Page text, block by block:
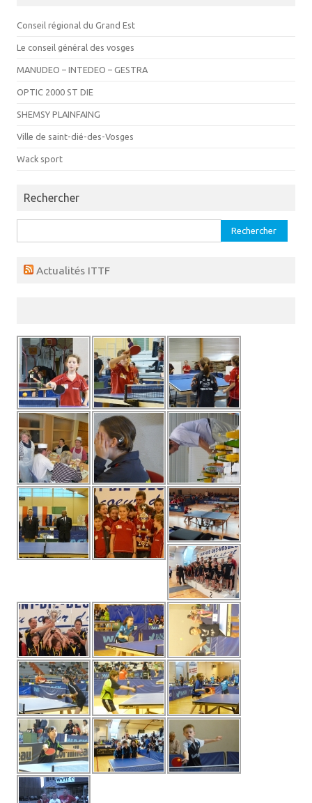
Conseil régional du Grand Est
Le conseil général des vosges
MANUDEO – INTEDEO – GESTRA
OPTIC 2000 ST DIE
SHEMSY PLAINFAING
Ville de saint-dié-des-Vosges
Wack sport
Rechercher
Actualités ITTF